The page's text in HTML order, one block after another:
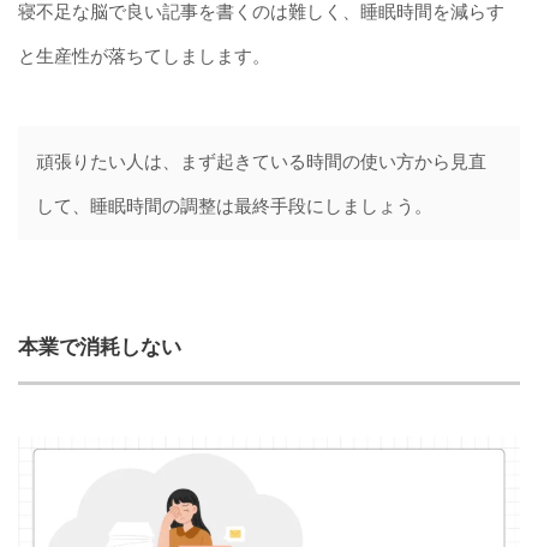
寝不足な脳で良い記事を書くのは難しく、睡眠時間を減らす
と生産性が落ちてしまします。
頑張りたい人は、まず起きている時間の使い方から見直
して、睡眠時間の調整は最終手段にしましょう。
本業で消耗しない